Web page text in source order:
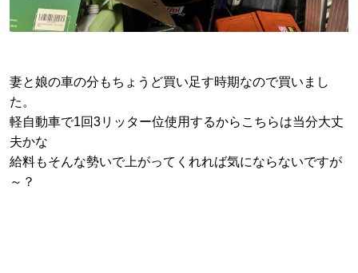
妻と娘の車の分もちょうど買い足す時期なので買いまし
た。
軽自動車で1回3リッター位使用するからこちらは当分大丈
夫かな
給料もそんな勢いで上がってくれれば気にならないですが
～？